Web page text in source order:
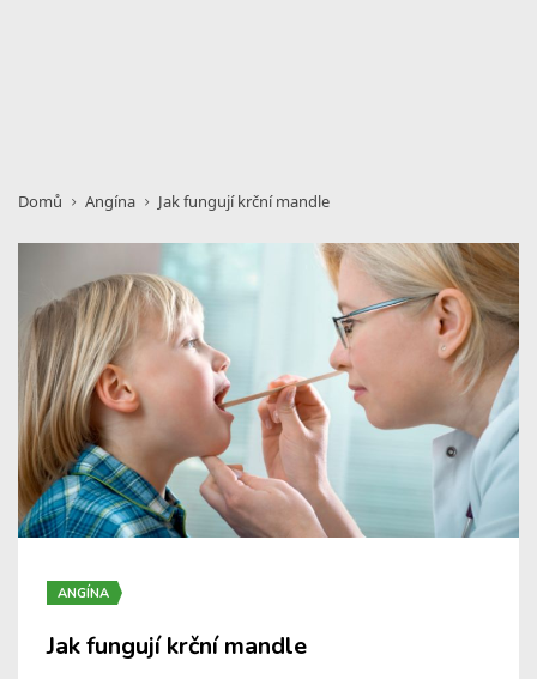
Domů Angína Jak fungují krční mandle
ANGÍNA
Jak fungují krční mandle